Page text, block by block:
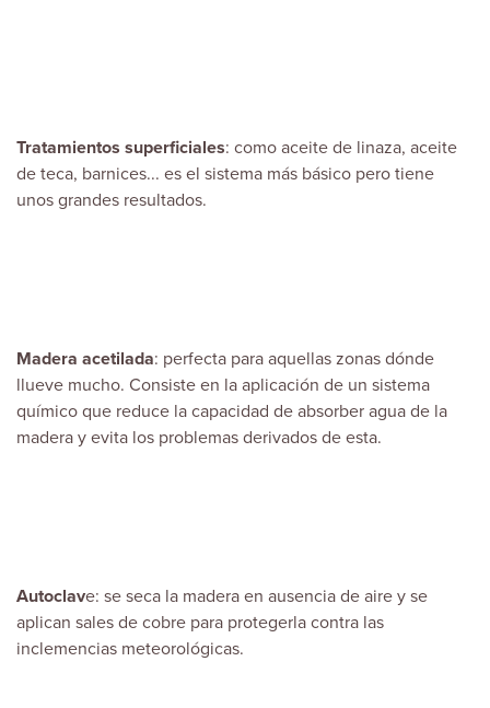
Tratamientos superficiales: como aceite de linaza, aceite
de teca, barnices... es el sistema más básico pero tiene
unos grandes resultados.
Madera acetilada: perfecta para aquellas zonas dónde
llueve mucho. Consiste en la aplicación de un sistema
químico que reduce la capacidad de absorber agua de la
madera y evita los problemas derivados de esta.
Autoclave: se seca la madera en ausencia de aire y se
aplican sales de cobre para protegerla contra las
inclemencias meteorológicas.